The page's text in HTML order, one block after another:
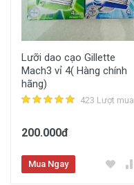
Lưỡi dao cạo Gillette
Mach3 vỉ 4( Hàng chính
hãng)
423 Lượt mua
200.000đ
Mua Ngay